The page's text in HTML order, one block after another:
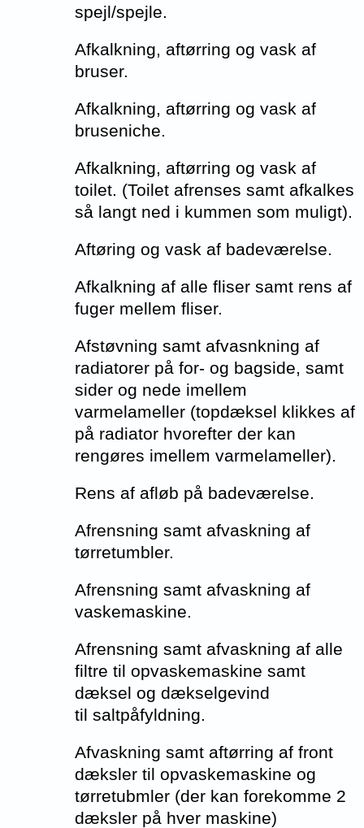
spejl/spejle.
Afkalkning, aftørring og vask af
bruser.
Afkalkning, aftørring og vask af
bruseniche.
Afkalkning, aftørring og vask af
toilet. (Toilet afrenses samt afkalkes
så langt ned i kummen som muligt).
Aftøring og vask af badeværelse.
Afkalkning af alle fliser samt rens af
fuger mellem fliser.
Afstøvning samt afvasnkning af
radiatorer på for- og bagside, samt
sider og nede imellem
varmelameller (topdæksel klikkes af
på radiator hvorefter der kan
rengøres imellem varmelameller).
Rens af afløb på badeværelse.
Afrensning samt afvaskning af
tørretumbler.
Afrensning samt afvaskning af
vaskemaskine.
Afrensning samt afvaskning af alle
filtre til opvaskemaskine samt
dæksel og dækselgevind
til saltpåfyldning.
Afvaskning samt aftørring af front
dæksler til opvaskemaskine og
tørretubmler (der kan forekomme 2
dæksler på hver maskine)